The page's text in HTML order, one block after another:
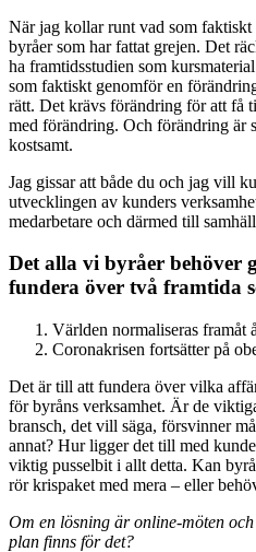
När jag kollar runt vad som faktiskt
byråer som har fattat grejen. Det
ha framtidsstudien som
som faktiskt genomför en
rätt. Det krävs förändring för att
med förändring. Och förändring är
kostsamt.
Jag gissar att både du och jag vill
utvecklingen av kunders
medarbetare och därmed till
Det alla vi byråer behöver
fundera över två framtida
Världen normaliseras framåt
Coronakrisen fortsätter på
Det är till att fundera över vilka
för byråns verksamhet. Är de
bransch, det vill säga, försvinner
annat? Hur ligger det till med
viktig pusselbit i allt detta. Kan
rör krispaket med mera – eller
Om en lösning är online-möten
plan finns för det?